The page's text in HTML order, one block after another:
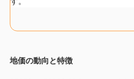
地価の動向と特徴